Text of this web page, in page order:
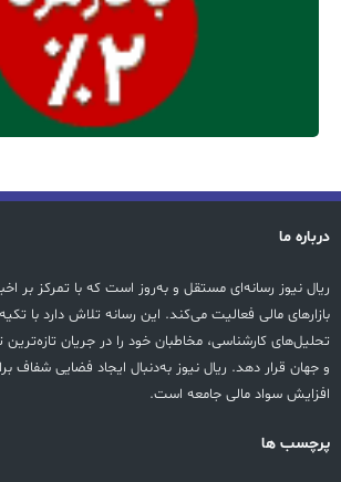
درباره ما
ریال نیوز رسانه‌ای مستقل و به‌روز است که با تمرکز بر
بازارهای مالی فعالیت می‌کند. این رسانه تلاش دارد با
تحلیل‌های کارشناسی، مخاطبان خود را در جریان تازه‌ترین
و جهان قرار دهد. ریال نیوز به‌دنبال ایجاد فضایی شفاف
افزایش سواد مالی جامعه است.
پرچسب ها